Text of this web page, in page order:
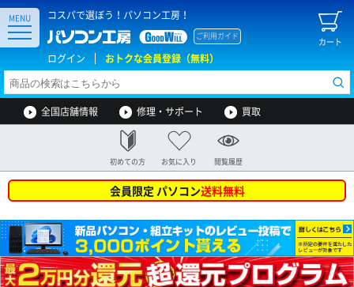
コスパで選ぼう！パソコン工房！
カート
ご利用ガイド
ログイン おトクな会員登録（無料）
MENU
全国店舗情報 修理・サポート 買取
初めての方 お気に入り 閲覧履歴
会員限定 パソコン送料無料